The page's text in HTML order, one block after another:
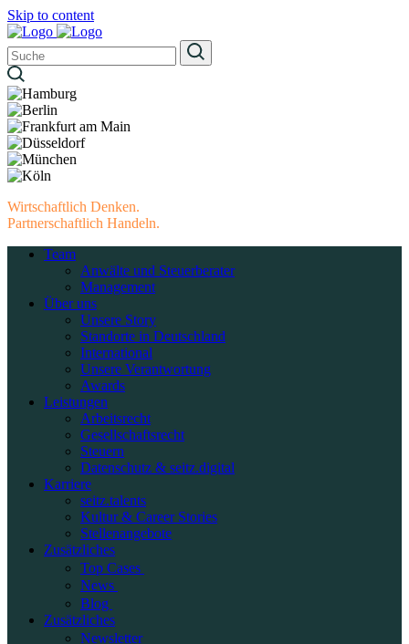
Skip to content
Wirtschaftlich Denken.
Partnerschaftlich Handeln.
Team
Anwälte und Steuerberater
Management
Über uns
Unsere Story
Standorte in Deutschland
International
Unsere Verantwortung
Awards
Leistungen
Arbeitsrecht
Gesellschaftsrecht
Steuern
Datenschutz & seitz.digital
Karriere
seitz.talents
Kultur & Career Stories
Stellenangebote
Zusätzliches
Top Cases
News
Blog
Zusätzliches
Newsletter